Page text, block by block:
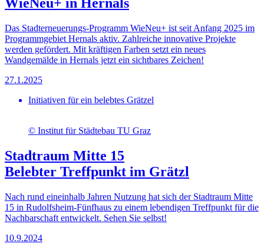
Das Stadterneuerungs-Programm WieNeu+ ist seit Anfang 2025 im
Programmgebiet Hernals aktiv. Zahlreiche innovative Projekte
werden gefördert. Mit kräftigen Farben setzt ein neues
Wandgemälde in Hernals jetzt ein sichtbares Zeichen!
27.1.2025
Initiativen für ein belebtes Grätzel
© Institut für Städtebau TU Graz
Stadtraum Mitte 15
Belebter Treffpunkt im Grätzl
Nach rund eineinhalb Jahren Nutzung hat sich der Stadtraum Mitte
15 in Rudolfsheim-Fünfhaus zu einem lebendigen Treffpunkt für die
Nachbarschaft entwickelt. Sehen Sie selbst!
10.9.2024